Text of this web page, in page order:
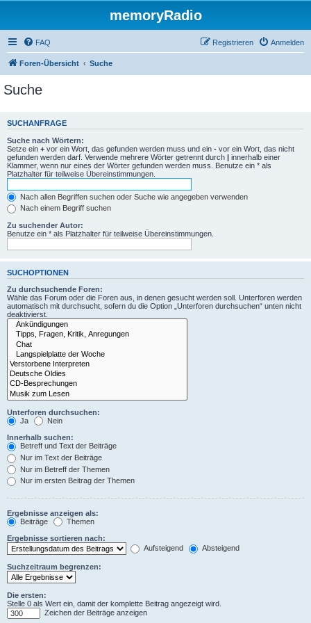
memoryRadio
FAQ Anmelden
Registrieren
Foren-Übersicht Suche
Suche
SUCHANFRAGE
Suche nach Wörtern:
Setze ein + vor ein Wort, das gefunden werden muss und ein - vor ein Wort, das nicht
gefunden werden darf. Verwende mehrere Wörter getrennt durch | innerhalb einer
Klammer, wenn nur eines der Wörter gefunden werden muss. Benutze ein * als
Platzhalter für teilweise Übereinstimmungen.
Nach allen Begriffen suchen oder Suche wie angegeben verwenden
Nach einem Begriff suchen
Zu suchender Autor:
Benutze ein * als Platzhalter für teilweise Übereinstimmungen.
SUCHOPTIONEN
Zu durchsuchende Foren:
Wähle das Forum oder die Foren aus, in denen gesucht werden soll. Unterforen werden
automatisch mit durchsucht, sofern du die Option „Unterforen durchsuchen“ unten nicht
deaktivierst.
Unterforen durchsuchen:
Ja
Nein
Innerhalb suchen:
Betreff und Text der Beiträge
Nur im Text der Beiträge
Nur im Betreff der Themen
Nur im ersten Beitrag der Themen
Ergebnisse anzeigen als:
Beiträge
Themen
Ergebnisse sortieren nach:
Aufsteigend
Absteigend
Suchzeitraum begrenzen:
Die ersten:
Stelle 0 als Wert ein, damit der komplette Beitrag angezeigt wird.
Zeichen der Beiträge anzeigen